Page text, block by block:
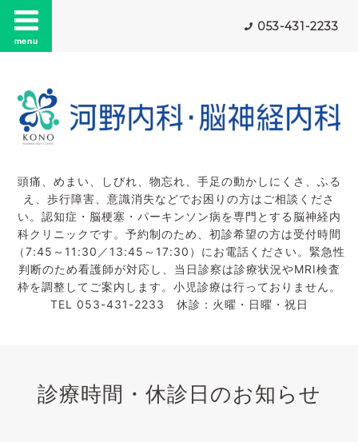
menu
053-431-2233
頭痛、めまい、しびれ、物忘れ、手足の動かしにくさ、ふる
え、歩行障害、意識消失などでお困りの方はご相談くださ
い。認知症・脳梗塞・パーキンソン病を専門とする脳神経内
科クリニックです。予約制のため、初診希望の方は受付時間
（7:45～11:30／13:45～17:30）にお電話ください。緊急性
判断のため看護師が対応し、当日診察は診療状況やMRI検査
枠を調整してご案内します。小児診療は行っておりません。
TEL 053-431-2233 休診：火曜・日曜・祝日
診療時間・休診日のお知らせ